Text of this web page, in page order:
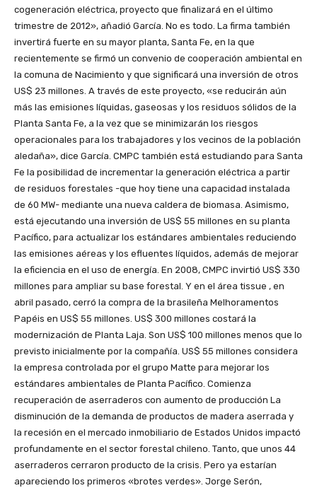
cogeneración eléctrica, proyecto que finalizará en el último
trimestre de 2012», añadió García. No es todo. La firma también
invertirá fuerte en su mayor planta, Santa Fe, en la que
recientemente se firmó un convenio de cooperación ambiental en
la comuna de Nacimiento y que significará una inversión de otros
US$ 23 millones. A través de este proyecto, «se reducirán aún
más las emisiones líquidas, gaseosas y los residuos sólidos de la
Planta Santa Fe, a la vez que se minimizarán los riesgos
operacionales para los trabajadores y los vecinos de la población
aledaña», dice García. CMPC también está estudiando para Santa
Fe la posibilidad de incrementar la generación eléctrica a partir
de residuos forestales -que hoy tiene una capacidad instalada
de 60 MW- mediante una nueva caldera de biomasa. Asimismo,
está ejecutando una inversión de US$ 55 millones en su planta
Pacífico, para actualizar los estándares ambientales reduciendo
las emisiones aéreas y los efluentes líquidos, además de mejorar
la eficiencia en el uso de energía. En 2008, CMPC invirtió US$ 330
millones para ampliar su base forestal. Y en el área tissue , en
abril pasado, cerró la compra de la brasileña Melhoramentos
Papéis en US$ 55 millones. US$ 300 millones costará la
modernización de Planta Laja. Son US$ 100 millones menos que lo
previsto inicialmente por la compañía. US$ 55 millones considera
la empresa controlada por el grupo Matte para mejorar los
estándares ambientales de Planta Pacífico. Comienza
recuperación de aserraderos con aumento de producción La
disminución de la demanda de productos de madera aserrada y
la recesión en el mercado inmobiliario de Estados Unidos impactó
profundamente en el sector forestal chileno. Tanto, que unos 44
aserraderos cerraron producto de la crisis. Pero ya estarían
apareciendo los primeros «brotes verdes». Jorge Serón,